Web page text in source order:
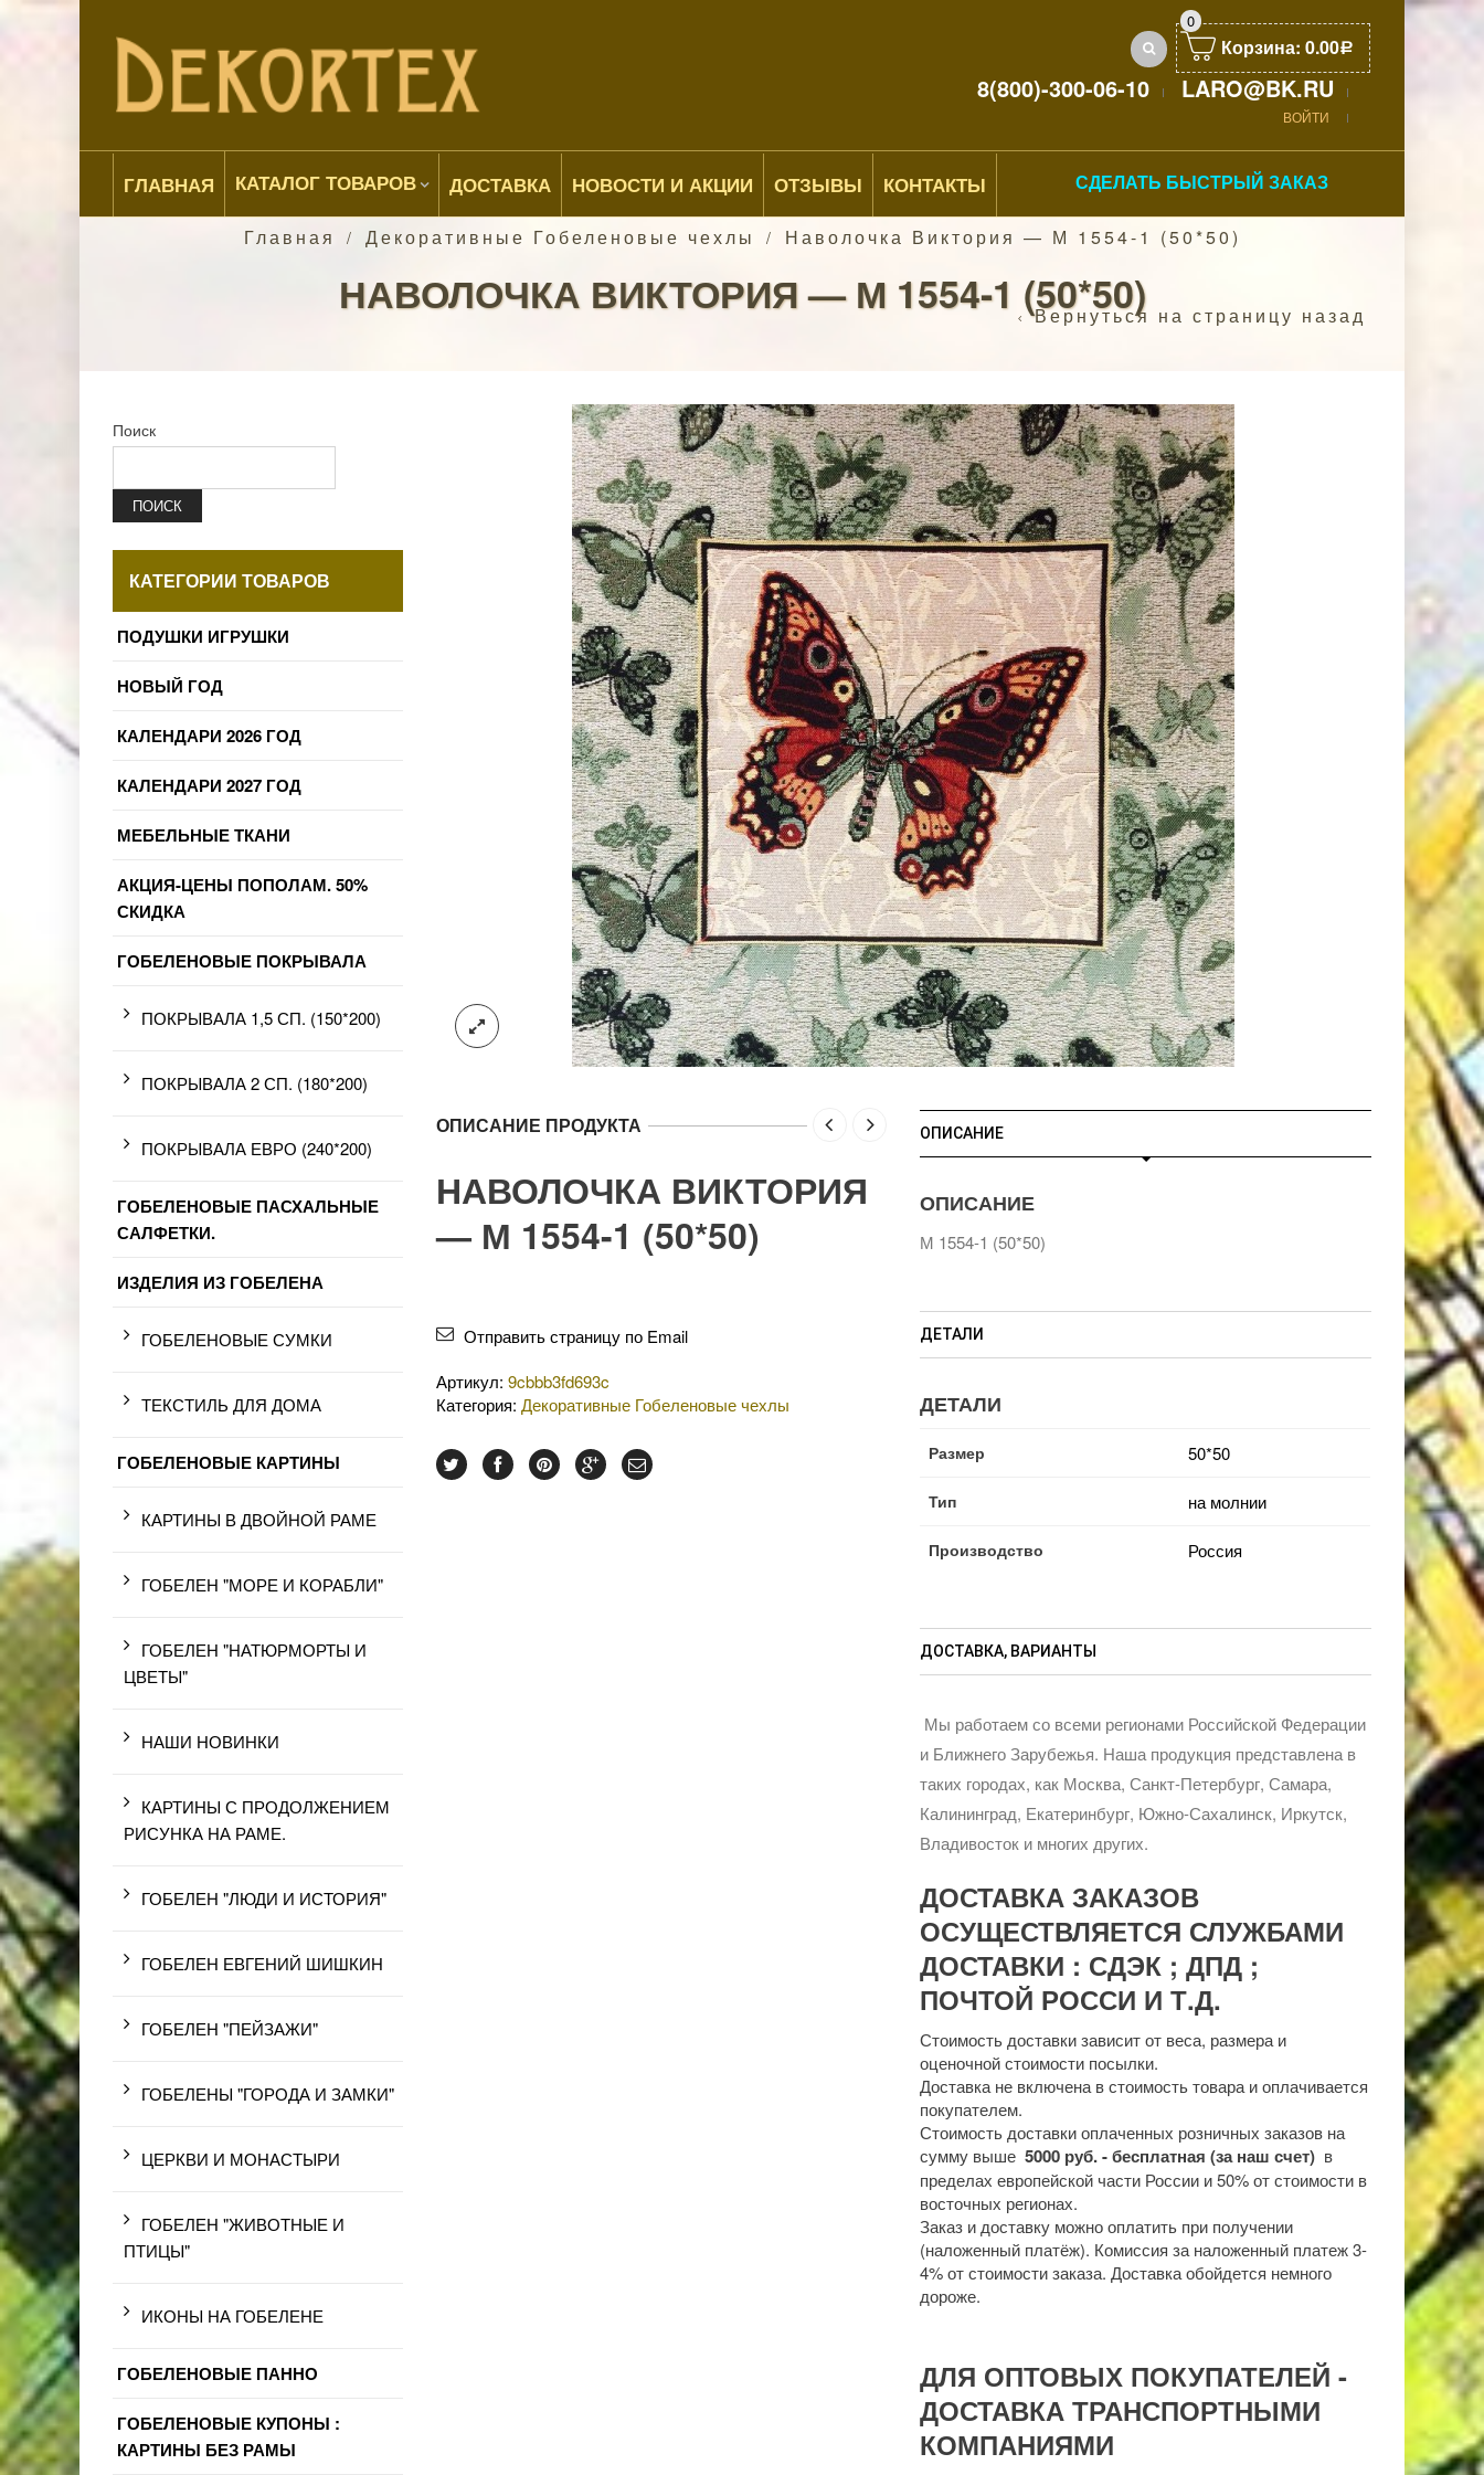
0
Корзина: 0.00Р
8(800)-300-06-10 LARO@BK.RU
ВОЙТИ
ГЛАВНАЯ КАТАЛОГ ТОВАРОВ ДОСТАВКА НОВОСТИ И АКЦИИ ОТЗЫВЫ КОНТАКТЫ СДЕЛАТЬ БЫСТРЫЙ ЗАКАЗ
Главная / Декоративные Гобеленовые чехлы / Наволочка Виктория — М 1554-1 (50*50)
НАВОЛОЧКА ВИКТОРИЯ — М 1554-1 (50*50)Вернуться на страницу назад
ОПИСАНИЕ ПРОДУКТА
НАВОЛОЧКА ВИКТОРИЯ
— М 1554-1 (50*50)
Отправить страницу по Email
Артикул: 9cbbb3fd693c
Категория: Декоративные Гобеленовые чехлы
ОПИСАНИЕ
ОПИСАНИЕ
М 1554-1 (50*50)
ДЕТАЛИ
ДЕТАЛИ
Размер 50*50
Тип на молнии
Производство Россия
ДОСТАВКА, ВАРИАНТЫ
Мы работаем со всеми регионами Российской Федерации
и Ближнего Зарубежья. Наша продукция представлена в
таких городах, как Москва, Санкт-Петербург, Самара,
Калининград, Екатеринбург, Южно-Сахалинск, Иркутск,
Владивосток и многих других.
ДОСТАВКА ЗАКАЗОВ
ОСУЩЕСТВЛЯЕТСЯ СЛУЖБАМИ
ДОСТАВКИ : СДЭК ; ДПД ;
ПОЧТОЙ РОССИ И Т.Д.
Стоимость доставки зависит от веса, размера и
оценочной стоимости посылки.
Доставка не включена в стоимость товара и оплачивается
покупателем.
Стоимость доставки оплаченных розничных заказов на
сумму выше 5000 руб. - бесплатная (за наш счет) в
пределах европейской части России и 50% от стоимости в
восточных регионах.
Заказ и доставку можно оплатить при получении
(наложенный платёж). Комиссия за наложенный платеж 3-
4% от стоимости заказа. Доставка обойдется немного
дороже.
ДЛЯ ОПТОВЫХ ПОКУПАТЕЛЕЙ -
ДОСТАВКА ТРАНСПОРТНЫМИ
КОМПАНИЯМИ
Поиск
ПОИСК
КАТЕГОРИИ ТОВАРОВ
ПОДУШКИ ИГРУШКИ
НОВЫЙ ГОД
КАЛЕНДАРИ 2026 ГОД
КАЛЕНДАРИ 2027 ГОД
МЕБЕЛЬНЫЕ ТКАНИ
АКЦИЯ-ЦЕНЫ ПОПОЛАМ. 50%
СКИДКА
ГОБЕЛЕНОВЫЕ ПОКРЫВАЛА
ПОКРЫВАЛА 1,5 СП. (150*200)
ПОКРЫВАЛА 2 СП. (180*200)
ПОКРЫВАЛА ЕВРО (240*200)
ГОБЕЛЕНОВЫЕ ПАСХАЛЬНЫЕ
САЛФЕТКИ.
ИЗДЕЛИЯ ИЗ ГОБЕЛЕНА
ГОБЕЛЕНОВЫЕ СУМКИ
ТЕКСТИЛЬ ДЛЯ ДОМА
ГОБЕЛЕНОВЫЕ КАРТИНЫ
КАРТИНЫ В ДВОЙНОЙ РАМЕ
ГОБЕЛЕН "МОРЕ И КОРАБЛИ"
ГОБЕЛЕН "НАТЮРМОРТЫ И
ЦВЕТЫ"
НАШИ НОВИНКИ
КАРТИНЫ С ПРОДОЛЖЕНИЕМ
РИСУНКА НА РАМЕ.
ГОБЕЛЕН "ЛЮДИ И ИСТОРИЯ"
ГОБЕЛЕН ЕВГЕНИЙ ШИШКИН
ГОБЕЛЕН "ПЕЙЗАЖИ"
ГОБЕЛЕНЫ "ГОРОДА И ЗАМКИ"
ЦЕРКВИ И МОНАСТЫРИ
ГОБЕЛЕН "ЖИВОТНЫЕ И
ПТИЦЫ"
ИКОНЫ НА ГОБЕЛЕНЕ
ГОБЕЛЕНОВЫЕ ПАННО
ГОБЕЛЕНОВЫЕ КУПОНЫ :
КАРТИНЫ БЕЗ РАМЫ